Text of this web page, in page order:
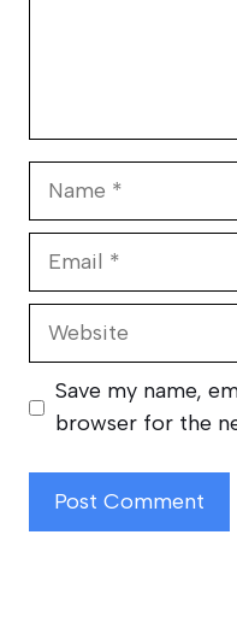
Website
Save my name,
browser for the